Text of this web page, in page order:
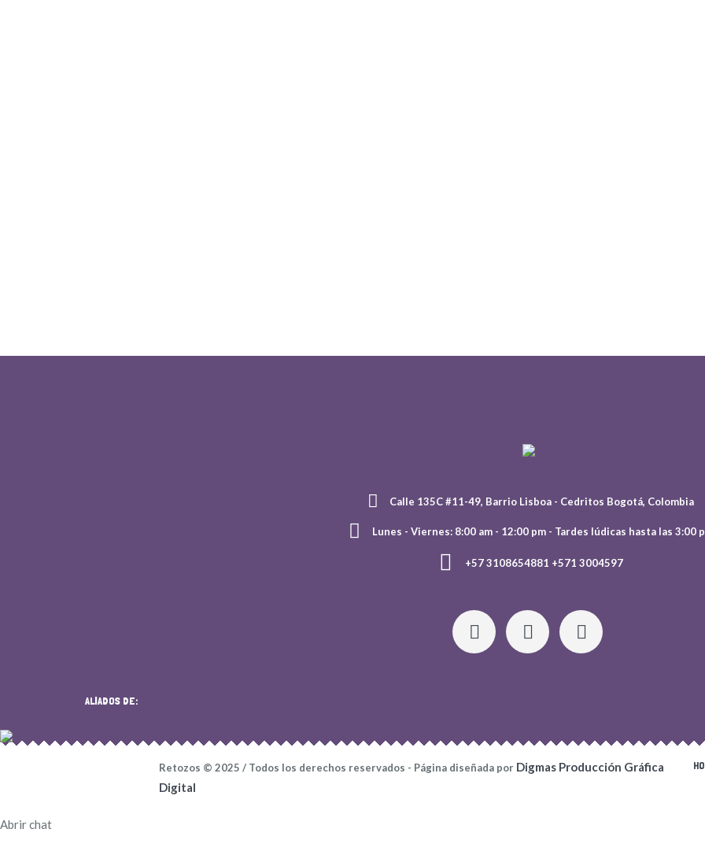
Calle 135C #11-49, Barrio Lisboa - Cedritos Bogotá, Colombia
Lunes - Viernes: 8:00 am - 12:00 pm - Tardes lúdicas hasta las 3:00
+57 3108654881 +571 3004597
Retozos © 2025 / Todos los derechos reservados - Página diseñada por Digmas Producción Gráfica
Digital
ALIADOS DE:
Abrir chat